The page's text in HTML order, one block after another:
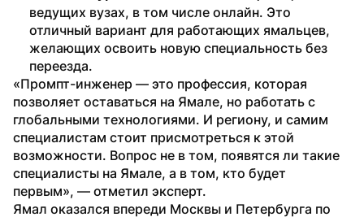
ведущих вузах, в том числе онлайн. Это
отличный вариант для работающих ямальцев,
желающих освоить новую специальность без
переезда.
«Промпт-инженер — это профессия, которая
позволяет оставаться на Ямале, но работать с
глобальными технологиями. И региону, и самим
специалистам стоит присмотреться к этой
возможности. Вопрос не в том, появятся ли такие
специалисты на Ямале, а в том, кто будет
первым», — отметил эксперт.